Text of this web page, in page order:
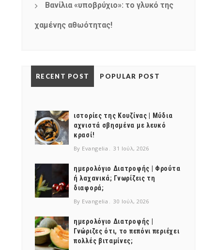
Βανίλια «υποβρύχιο»: το γλυκό της
χαμένης αθωότητας!
RECENT POST POPULAR POST
ιστορίες της Κουζίνας | Μύδια
αχνιστά σβησμένα με λευκό
κρασί!
By Evangelia 31 Ιούλ, 2026
ημερολόγιο Διατροφής | Φρούτα
ή λαχανικά; Γνωρίζεις τη
διαφορά;
By Evangelia 30 Ιούλ, 2026
ημερολόγιο Διατροφής |
Γνώριζες ότι, το πεπόνι περιέχει
πολλές βιταμίνες;